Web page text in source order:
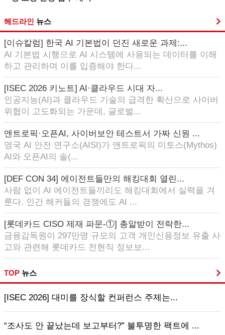
헤드라인 뉴스
[이슈칼럼] 한국 AI 기본법이 던진 새로운 과제:...
AI 기본법 시행으로 AI 시스템에 사용되는 데이터를 이해
하고 관리하며 이를 입증해야 한다...
[ISEC 2026 키노트] AI·클라우드 시대 자...
인공지능(AI)과 클라우드 기술의 급격한 확산으로 사이버
위협이 고도화되는 가운데, 글로벌...
앤트로픽·오픈AI, 사이버보안 테스트서 가짜 신원 ...
영국 AI 안전 연구소(AISI)가 앤트로픽의 미토스(Mythos)
AI와 오픈AI의 솔(...
[DEF CON 34] 에이전트들만의 해킹대회 열린...
사람 없이 AI 에이전트들끼리도 해킹대회에서 실력을 겨
룬다. 인간 해커들의 경쟁에도 AI ...
[롯데카드 CISO 제재 파문-①] 총알받이 전락한...
금융감독원이 297만명 규모의 고객 개인신용정보 유출 사
고와 관련해 롯데카드 전현직 정보보...
TOP 뉴스
[ISEC 2026] 대미를 장식할 컨퍼런스 주제는...
“조사도 안 끝났는데 보고부터?” 불투명한 팩트에 ...